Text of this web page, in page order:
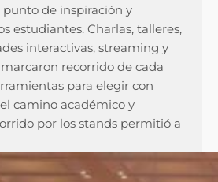
de inspiración y
estudiantes. Charlas, talleres,
interactivas, streaming y
recorrido de cada
para elegir con
camino académico y
por los stands permitió a